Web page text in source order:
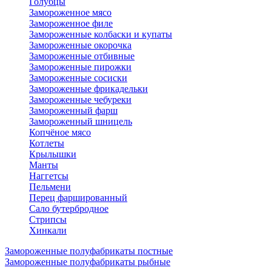
Замороженное мясо
Замороженное филе
Замороженные колбаски и купаты
Замороженные окорочка
Замороженные отбивные
Замороженные пирожки
Замороженные сосиски
Замороженные фрикадельки
Замороженные чебуреки
Замороженный фарш
Замороженный шницель
Копчёное мясо
Котлеты
Крылышки
Манты
Наггетсы
Пельмени
Перец фаршированный
Сало бутербродное
Стрипсы
Хинкали
Замороженные полуфабрикаты постные
Замороженные полуфабрикаты рыбные